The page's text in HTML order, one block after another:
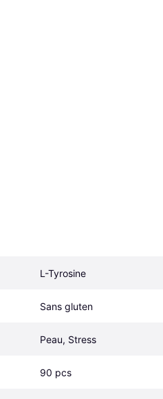
L-Tyrosine
Sans gluten
Peau, Stress
90 pcs